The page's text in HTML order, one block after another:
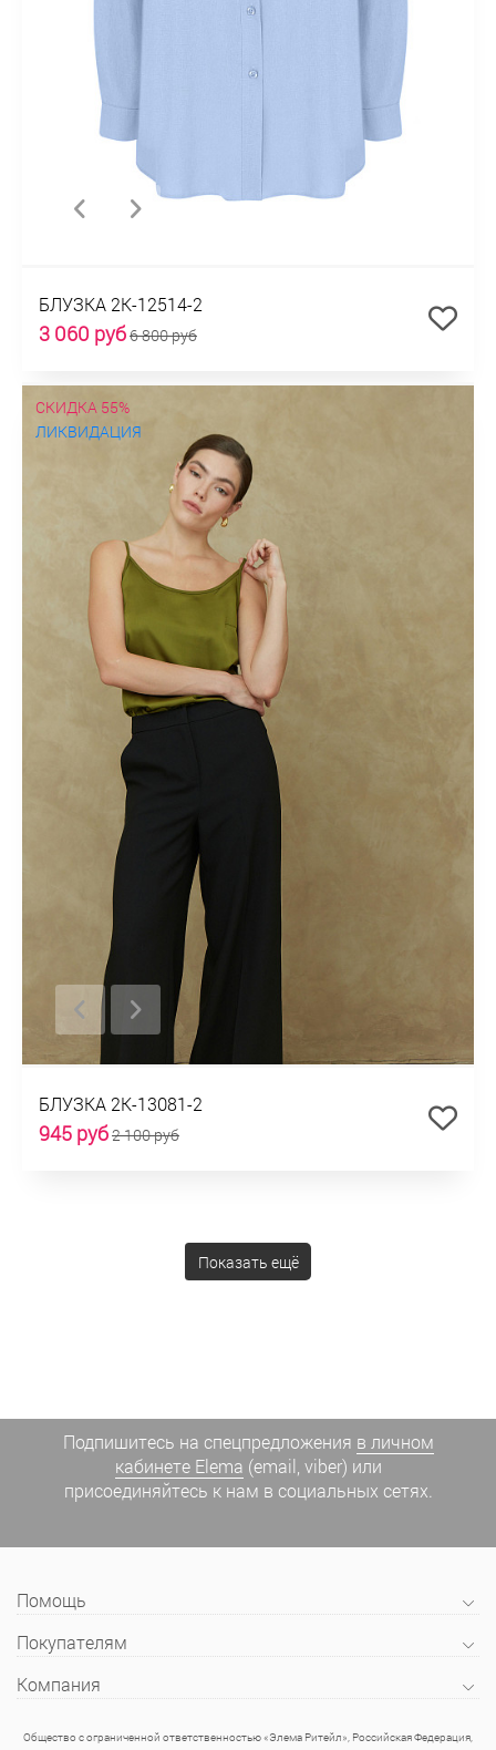
БЛУЗКА 2К-12514-2
3 060 руб6 800 руб
СКИДКА 55%
ЛИКВИДАЦИЯ
БЛУЗКА 2К-13081-2
945 руб2 100 руб
Показать ещё
Подпишитесь на спецпредложения в личном
кабинете Elema (email, viber) или
присоединяйтесь к нам в социальных сетях.
Помощь
Покупателям
Компания
Общество с ограниченной ответственностью «Элема Ритейл», Российская Федерация,